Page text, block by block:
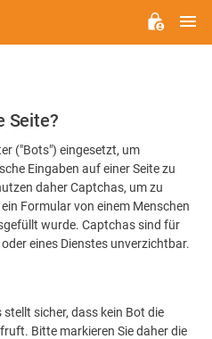
Seite?
("Bots") eingesetzt, um
Eingaben auf einer Seite zu
daher Captchas, um zu
Formular von einem Menschen
wurde. Captchas sind für
eines Dienstes unverzichtbar.
sicher, dass kein Bot die
Bitte markieren Sie daher die